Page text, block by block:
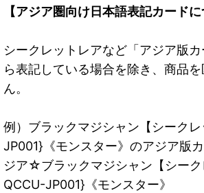
【アジア圏向け日本語表記カードに
シークレットレアなど「アジア版
ら表記している場合を除き、商品
ん。
例）ブラックマジシャン【シーク
JP001}《モンスター》のアジア版
ジア☆ブラックマジシャン【シー
QCCU-JP001}《モンスター》